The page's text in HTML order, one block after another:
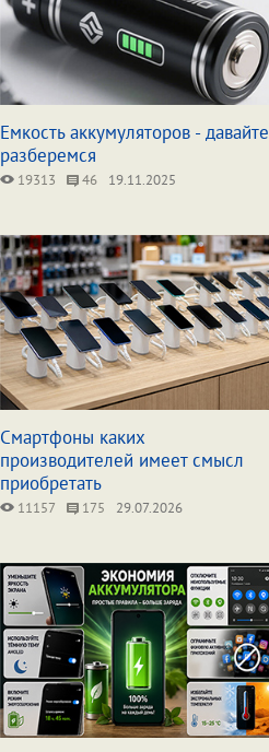
Емкость аккумуляторов - давайте
разберемся
19313 46 19.11.2025
Смартфоны каких
производителей имеет смысл
приобретать
11157 175 29.07.2026